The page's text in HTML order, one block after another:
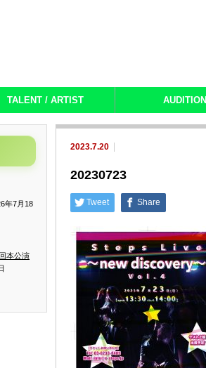
TALENT / ARTIST AUDITION
2023.7.20
20230723
Tweet Share
年7月18
本公演